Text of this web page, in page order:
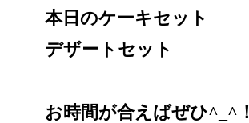
本日のケーキセット
デザートセット
お時間が合えばぜひ^_^！